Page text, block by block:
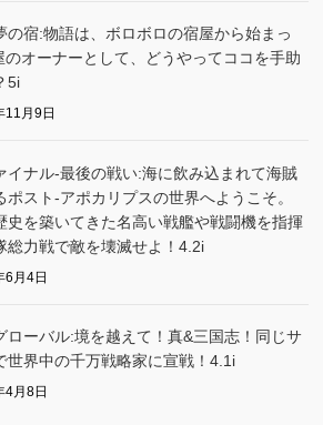
の宿:物語は、ボロボロの宿屋から始まっ
のオーナーとして、どうやってココを手助
5i
11月9日
イナル-最後の戦い:海に飲み込まれて海賊
ポスト-アポカリプスの世界へようこそ。
史を築いてきた名高い戦艦や戦闘機を指揮
総力戦で敵を壊滅せよ！4.2i
6月4日
ローバ‪ル:境を越えて！真&三国志！同じサ
世界中の千万戦略家に宣戦！4.1i
4月8日